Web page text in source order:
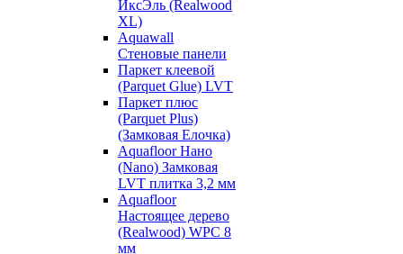
ИксЭль (Realwood
XL)
Aquawall
Стеновые панели
Паркет клеевой
(Parquet Glue) LVT
Паркет плюс
(Parquet Plus)
(Замковая Елочка)
Aquafloor Нано
(Nano) Замковая
LVT плитка 3,2 мм
Aquafloor
Настоящее дерево
(Realwood) WPC 8
мм